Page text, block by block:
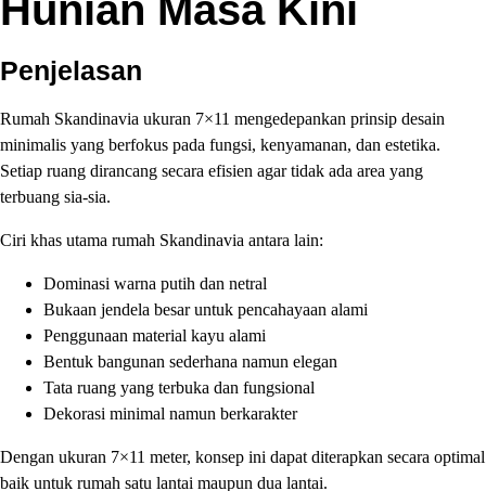
Penjelasan
Rumah Skandinavia ukuran 7×11 mengedepankan prinsip desain
minimalis yang berfokus pada fungsi, kenyamanan, dan estetika.
Setiap ruang dirancang secara efisien agar tidak ada area yang
terbuang sia-sia.
Ciri khas utama rumah Skandinavia antara lain:
Dominasi warna putih dan netral
Bukaan jendela besar untuk pencahayaan alami
Penggunaan material kayu alami
Bentuk bangunan sederhana namun elegan
Tata ruang yang terbuka dan fungsional
Dekorasi minimal namun berkarakter
Dengan ukuran 7×11 meter, konsep ini dapat diterapkan secara optimal
baik untuk rumah satu lantai maupun dua lantai.